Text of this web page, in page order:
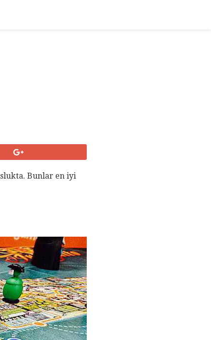
Bunlar en iyi